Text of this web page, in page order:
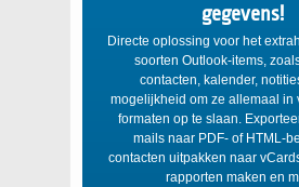
gegevens!
Directe oplossing voor het
soorten Outlook-items,
contacten, kalender,
mogelijkheid om ze allemaal in
formaten op te slaan.
mails naar PDF- of HTML-
contacten uitpakken naar
rapporten maken en